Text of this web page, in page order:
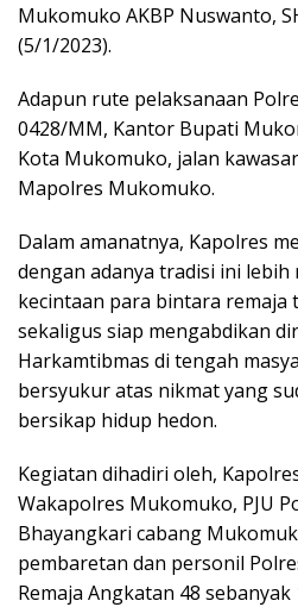
Mukomuko AKBP Nuswanto,
(5/1/2023).
Adapun rute pelaksanaan
0428/MM, Kantor Bupati
Kota Mukomuko, jalan
Mapolres Mukomuko.
Dalam amanatnya, Kapolres
dengan adanya tradisi ini lebih
kecintaan para bintara remaja
sekaligus siap mengabdikan
Harkamtibmas di tengah
bersyukur atas nikmat yang
bersikap hidup hedon.
Kegiatan dihadiri oleh,
Wakapolres Mukomuko, PJU
Bhayangkari cabang
pembaretan dan personil
Remaja Angkatan 48 sebanyak